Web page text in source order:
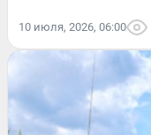
10 июля, 2026, 06:00